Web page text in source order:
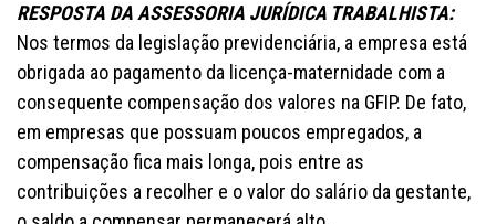
RESPOSTA DA ASSESSORIA JURÍDICA TRABALHISTA:
Nos termos da legislação previdenciária, a empresa está
obrigada ao pagamento da licença-maternidade com a
consequente compensação dos valores na GFIP. De fato,
em empresas que possuam poucos empregados, a
compensação fica mais longa, pois entre as
contribuições a recolher e o valor do salário da gestante,